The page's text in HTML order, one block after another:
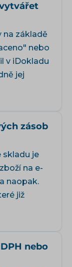
na základě
nebo
v iDokladu
jej
zásob
skladu je
na e-
naopak.
již
nebo